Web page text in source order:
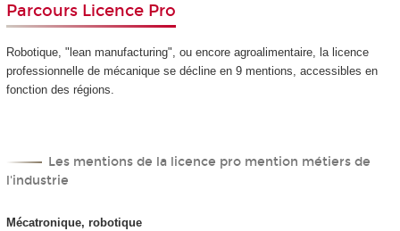
Parcours Licence Pro
Robotique, "lean manufacturing", ou encore agroalimentaire, la licence
professionnelle de mécanique se décline en 9 mentions, accessibles en
fonction des régions.
Les mentions de la licence pro mention métiers de
l'industrie
Mécatronique, robotique